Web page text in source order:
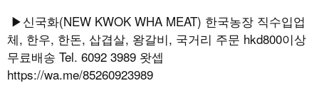
▶신국화(NEW KWOK WHA MEAT) 한국농장 직수입업
체, 한우, 한돈, 삽겹살, 왕갈비, 국거리 주문 hkd800이상
무료배송 Tel. 6092 3989 왓셉
https://wa.me/85260923989